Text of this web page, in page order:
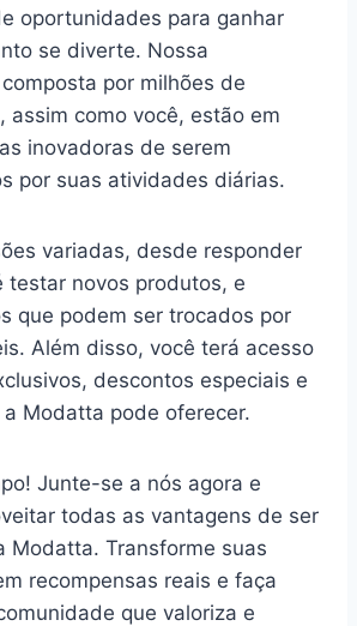
oportunidades para ganhar
se diverte. Nossa
por milhões de
assim como você, estão em
inovadoras de serem
por suas atividades diárias.
variadas, desde responder
testar novos produtos, e
que podem ser trocados por
Além disso, você terá acesso
descontos especiais e
Modatta pode oferecer.
Junte-se a nós agora e
todas as vantagens de ser
Modatta. Transforme suas
recompensas reais e faça
que valoriza e